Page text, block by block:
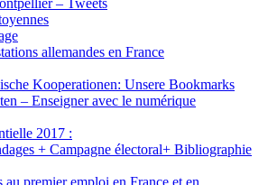
allemandes en France
Kooperationen: Unsere Bookmarks
– Enseigner avec le numérique
2017 :
+ Campagne électoral+ Bibliographie
au premier emploi en France et en